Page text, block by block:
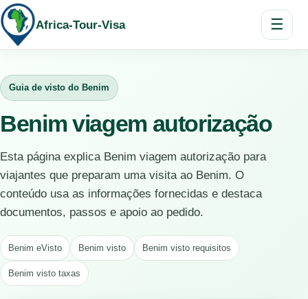
Africa-Tour-Visa ☰
Guia de visto do Benim
Benim viagem autorização
Esta página explica Benim viagem autorização para
viajantes que preparam uma visita ao Benim. O
conteúdo usa as informações fornecidas e destaca
documentos, passos e apoio ao pedido.
Benim eVisto Benim visto Benim visto requisitos
Benim visto taxas